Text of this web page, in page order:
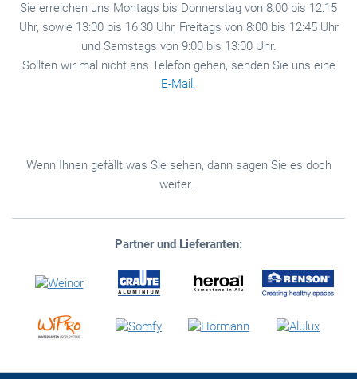
Sie erreichen uns Montags bis Donnerstag von 8:00 bis 12:15
Uhr, sowie 13:00 bis 16:30 Uhr, Freitags von 8:00 bis 12:45 Uhr
und Samstags von 9:00 bis 13:00 Uhr.
Sollten wir mal nicht ans Telefon gehen, senden Sie uns eine
E-Mail.
Wenn Ihnen gefällt was Sie sehen, dann sagen Sie es doch
weiter…
Partner und Lieferanten: